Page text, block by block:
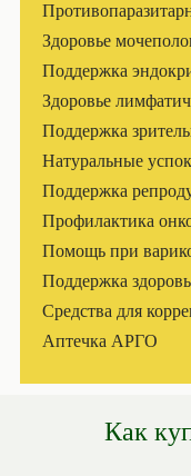
Здоровье
Поддержка
Здоровье
Поддержка
Натуральные
Поддержка
Профилактика
Помощь при
Поддержка
Средства для
Аптечка АРГО
Как